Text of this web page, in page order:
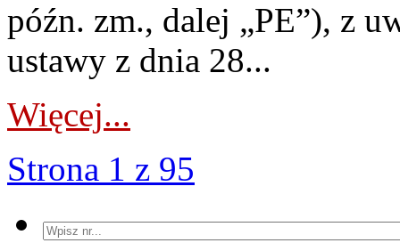
późn. zm., dalej „PE”), z
ustawy z dnia 28...
Więcej...
Strona 1 z 95